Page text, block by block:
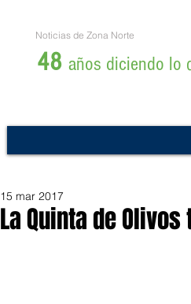
Noticias de Zona Norte
48 años diciendo lo
La Quinta de
15 mar 2017